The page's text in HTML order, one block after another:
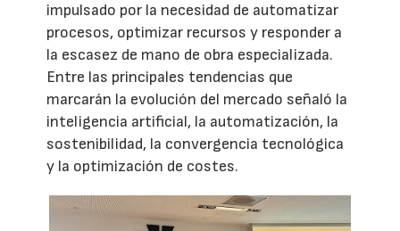
impulsado por la necesidad de automatizar
procesos, optimizar recursos y responder a
la escasez de mano de obra especializada.
Entre las principales tendencias que
marcarán la evolución del mercado señaló la
inteligencia artificial, la automatización, la
sostenibilidad, la convergencia tecnológica
y la optimización de costes.